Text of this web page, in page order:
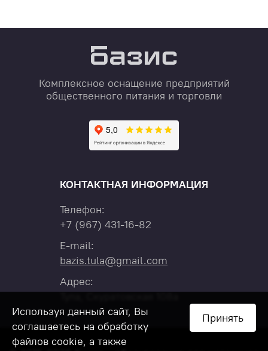
Комплексное оснащение предприятий
общественного питания и торговли
КОНТАКТНАЯ ИНФОРМАЦИЯ
Телефон:
+7 (967) 431-16-82
E-mail:
bazis.tula@gmail.com
Адрес:
Тула, Скуратовская 108а
Используя данный сайт, Вы
соглашаетесь на обработку
файлов cookie, а также
Принять